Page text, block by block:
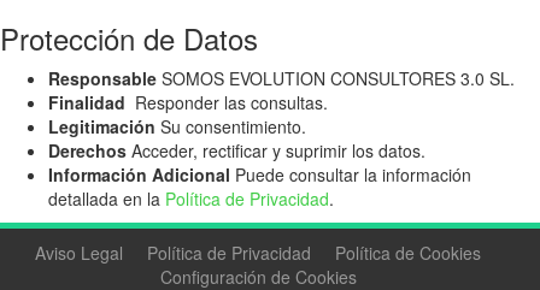
Protección de Datos
Responsable SOMOS EVOLUTION CONSULTORES 3.0 SL.
Finalidad Responder las consultas.
Legitimación Su consentimiento.
Derechos Acceder, rectificar y suprimir los datos.
Información Adicional Puede consultar la información
detallada en la Política de Privacidad.
Aviso Legal Política de Privacidad
Política de Cookies
Configuración de Cookies